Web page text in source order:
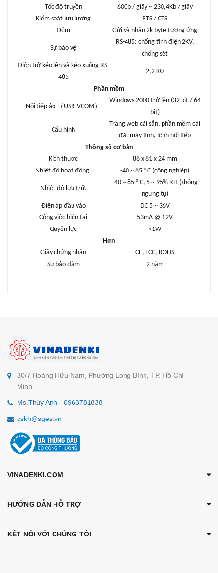
Tốc độ truyền
600b / giây ~ 230,4Kb / giây
Kiểm soát lưu lượng
RTS / CTS
Đệm
Gửi và nhận 2k byte tương ứng
Sự bảo vệ
RS-485: chống tĩnh điện 2KV,
chống sét
Điện trở kéo lên và kéo xuống RS-
485
2,2 KΩ
Phần mềm
Nối tiếp ảo （USR-VCOM）
Windows 2000 trở lên (32 bit / 64
bit)
Cấu hình
Trang web cài sẵn, phần mềm cài
đặt máy tính, lệnh nối tiếp
Thông số cơ bản
Kích thước
88 x 81 x 24 mm
Nhiệt độ hoạt động.
-40 ~ 85 ° C (công nghiệp)
Nhiệt độ lưu trữ.
-40 ~ 85 ° C, 5 ~ 95% RH (không
ngưng tụ)
Điện áp đầu vào
DC 5 ~ 36V
Công việc hiện tại
53mA @ 12V
Quyền lực
<1W
Hơn
Giấy chứng nhận
CE, FCC, ROHS
Sự bảo đảm
2 năm
30/7 Hoàng Hữu Nam, Phường Long Bình, TP. Hồ Chí
Minh
Ms.Thùy Anh - 0963781838
cskh@sges.vn
VINADENKI.COM
HƯỚNG DẪN HỖ TRỢ
KẾT NỐI VỚI CHÚNG TÔI